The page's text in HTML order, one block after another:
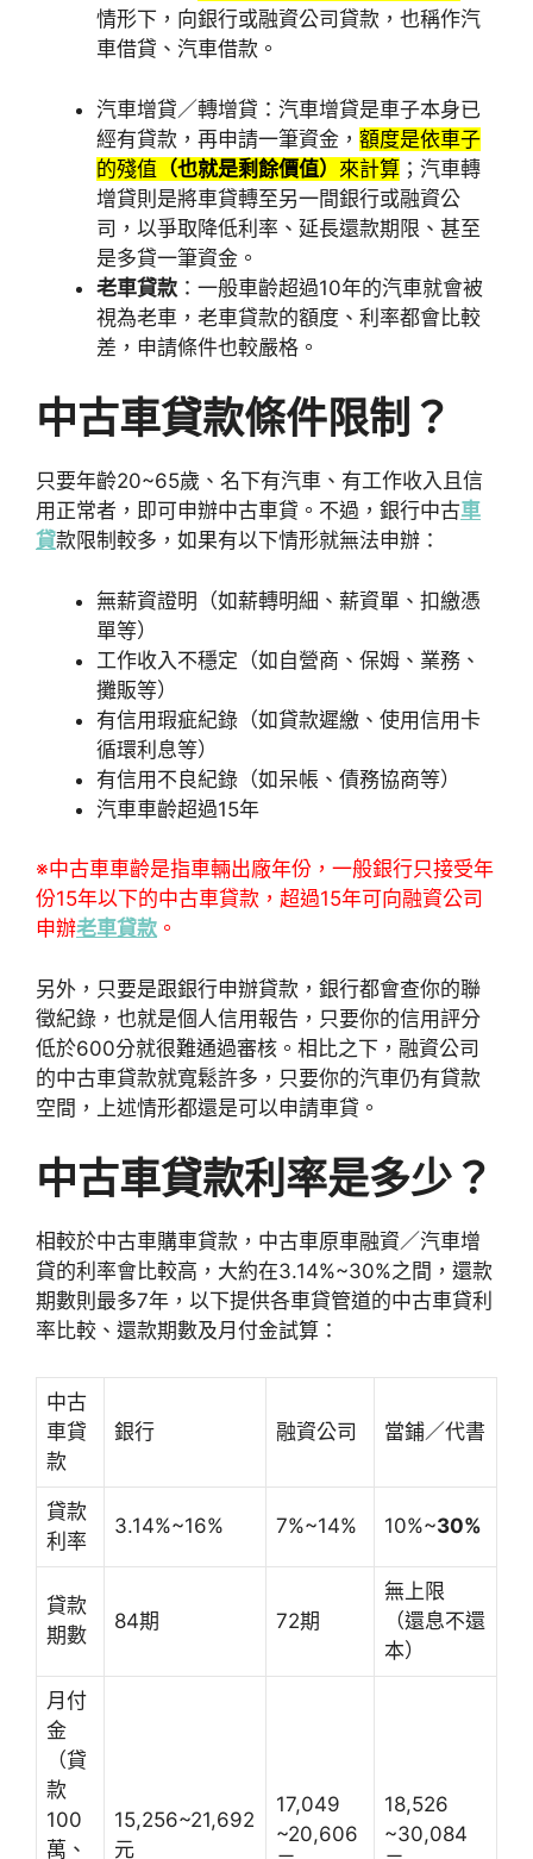
情形下，向銀行或融資公司貸款，也稱作汽
車借貸、汽車借款。
汽車增貸／轉增貸：汽車增貸是車子本身已
經有貸款，再申請一筆資金， 額度是依車子
的殘值 （也就是剩餘價值） 來計算 ；汽車轉
增貸則是將車貸轉至另一間銀行或融資公
司，以爭取降低利率、延長還款期限、甚至
是多貸一筆資金。
老車貸款 ：一般車齡超過10年的汽車就會被
視為老車，老車貸款的額度、利率都會比較
差，申請條件也較嚴格。
中古車貸款條件限制？
只要年齡20~65歲、名下有汽車、有工作收入且信
用正常者，即可申辦中古車貸。不過，銀行中古車
貸款限制較多，如果有以下情形就無法申辦：
無薪資證明（如薪轉明細、薪資單、扣繳憑
單等）
工作收入不穩定（如自營商、保姆、業務、
攤販等）
有信用瑕疵紀錄（如貸款遲繳、使用信用卡
循環利息等）
有信用不良紀錄（如呆帳、債務協商等）
汽車車齡超過15年
※中古車車齡是指車輛出廠年份，一般銀行只接受年
份15年以下的中古車貸款，超過15年可向融資公司
申辦老車貸款 。
另外，只要是跟銀行申辦貸款，銀行都會查你的聯
徵紀錄，也就是個人信用報告，只要你的信用評分
低於600分就很難通過審核。相比之下，融資公司
的中古車貸款就寬鬆許多，只要你的汽車仍有貸款
空間，上述情形都還是可以申請車貸。
中古車貸款利率是多少？
相較於中古車購車貸款，中古車原車融資／汽車增
貸的利率會比較高，大約在3.14%~30%之間，還款
期數則最多7年，以下提供各車貸管道的中古車貸利
率比較、還款期數及月付金試算：
中古
車貸
款
銀行 融資公司 當鋪／代書
貸款
利率
3.14%~16% 7%~14% 10%~30%
貸款
期數
84期 72期
無上限
（還息不還
本）
月付
金
（貸
款
100
萬、
15,256~21,692
元
17,049
~20,606
18,526
~30,084